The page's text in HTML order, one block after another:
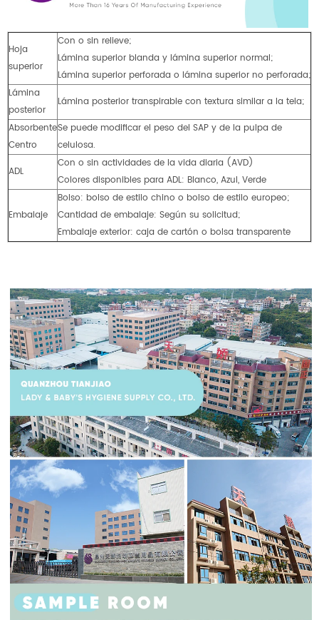
Hoja
superior
Con o sin relieve;
Lámina superior blanda y lámina superior normal;
Lámina superior perforada o lámina superior no perforada;
Lámina
posterior
Lámina posterior transpirable con textura similar a la tela;
Absorbente
Centro
Se puede modificar el peso del SAP y de la pulpa de
celulosa.
ADL
Con o sin actividades de la vida diaria (AVD)
Colores disponibles para ADL: Blanco, Azul, Verde
Embalaje
Bolso: bolso de estilo chino o bolso de estilo europeo;
Cantidad de embalaje: Según su solicitud;
Embalaje exterior: caja de cartón o bolsa transparente